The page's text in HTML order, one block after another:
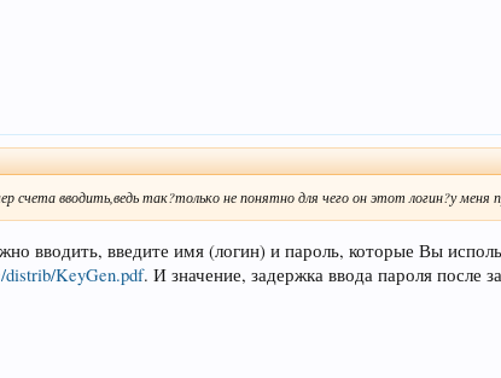
счета вводить,ведь так?только не понятно для чего он этот логин?у меня
вводить, введите имя (логин) и пароль, которые Вы
distrib/KeyGen.pdf. И значение, задержка ввода пароля после